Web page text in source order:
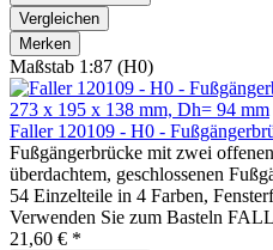
Vergleichen
Merken
Maßstab 1:87 (H0)
Faller 120109 - H0 -
Fußgängerbrücke mit zwei
überdachtem, geschlossenen
54 Einzelteile in 4 Farben,
Verwenden Sie zum Basteln
21,60 € *